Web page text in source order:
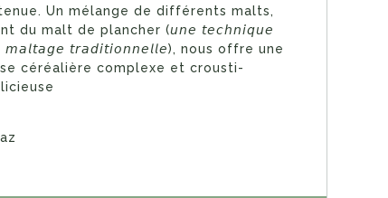
Un mélange de différents malts,
du malt de plancher (𝘶𝘯𝘦 𝘵𝘦𝘤𝘩𝘯𝘪𝘲𝘶𝘦
𝘮𝘢𝘭𝘵𝘢𝘨𝘦 𝘵𝘳𝘢𝘥𝘪𝘵𝘪𝘰𝘯𝘯𝘦𝘭𝘭𝘦), nous offre une
céréalière complexe et crousti-